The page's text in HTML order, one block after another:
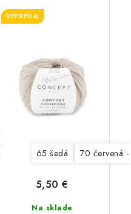
31002 hnedý mix 31003
VÝPREDAJ
65 šedá 70 červená -
Na sklade
5,50 €